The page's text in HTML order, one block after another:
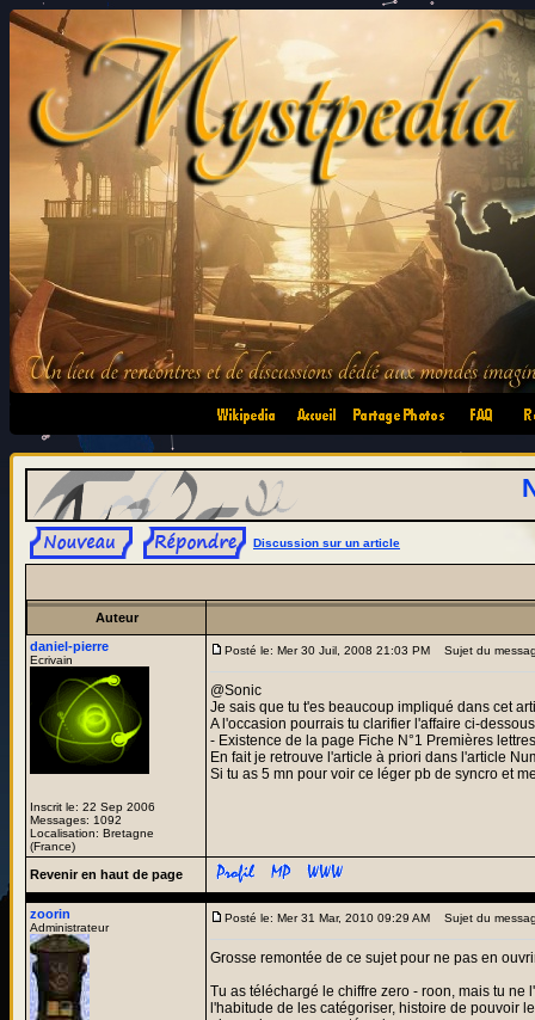
•
Discussion sur un article
Auteur
daniel-pierre
Ecrivain
Inscrit le: 22 Sep 2006
Messages: 1092
Localisation: Bretagne
(France)
Posté le: Mer 30 Juil, 2008 21:03 PM Sujet du
@Sonic
Je sais que tu t'es beaucoup impliqué dans cet
A l'occasion pourrais tu clarifier l'affaire ci-
- Existence de la page Fiche N°1 Premières
En fait je retrouve l'article à priori dans l'article
Si tu as 5 mn pour voir ce léger pb de syncro et
Revenir en haut de page
zoorin
Administrateur
Posté le: Mer 31 Mar, 2010 09:29 AM Sujet du
Grosse remontée de ce sujet pour ne pas en
Tu as téléchargé le chiffre zero - roon, mais tu
l'habitude de les catégoriser, histoire de pouvoir